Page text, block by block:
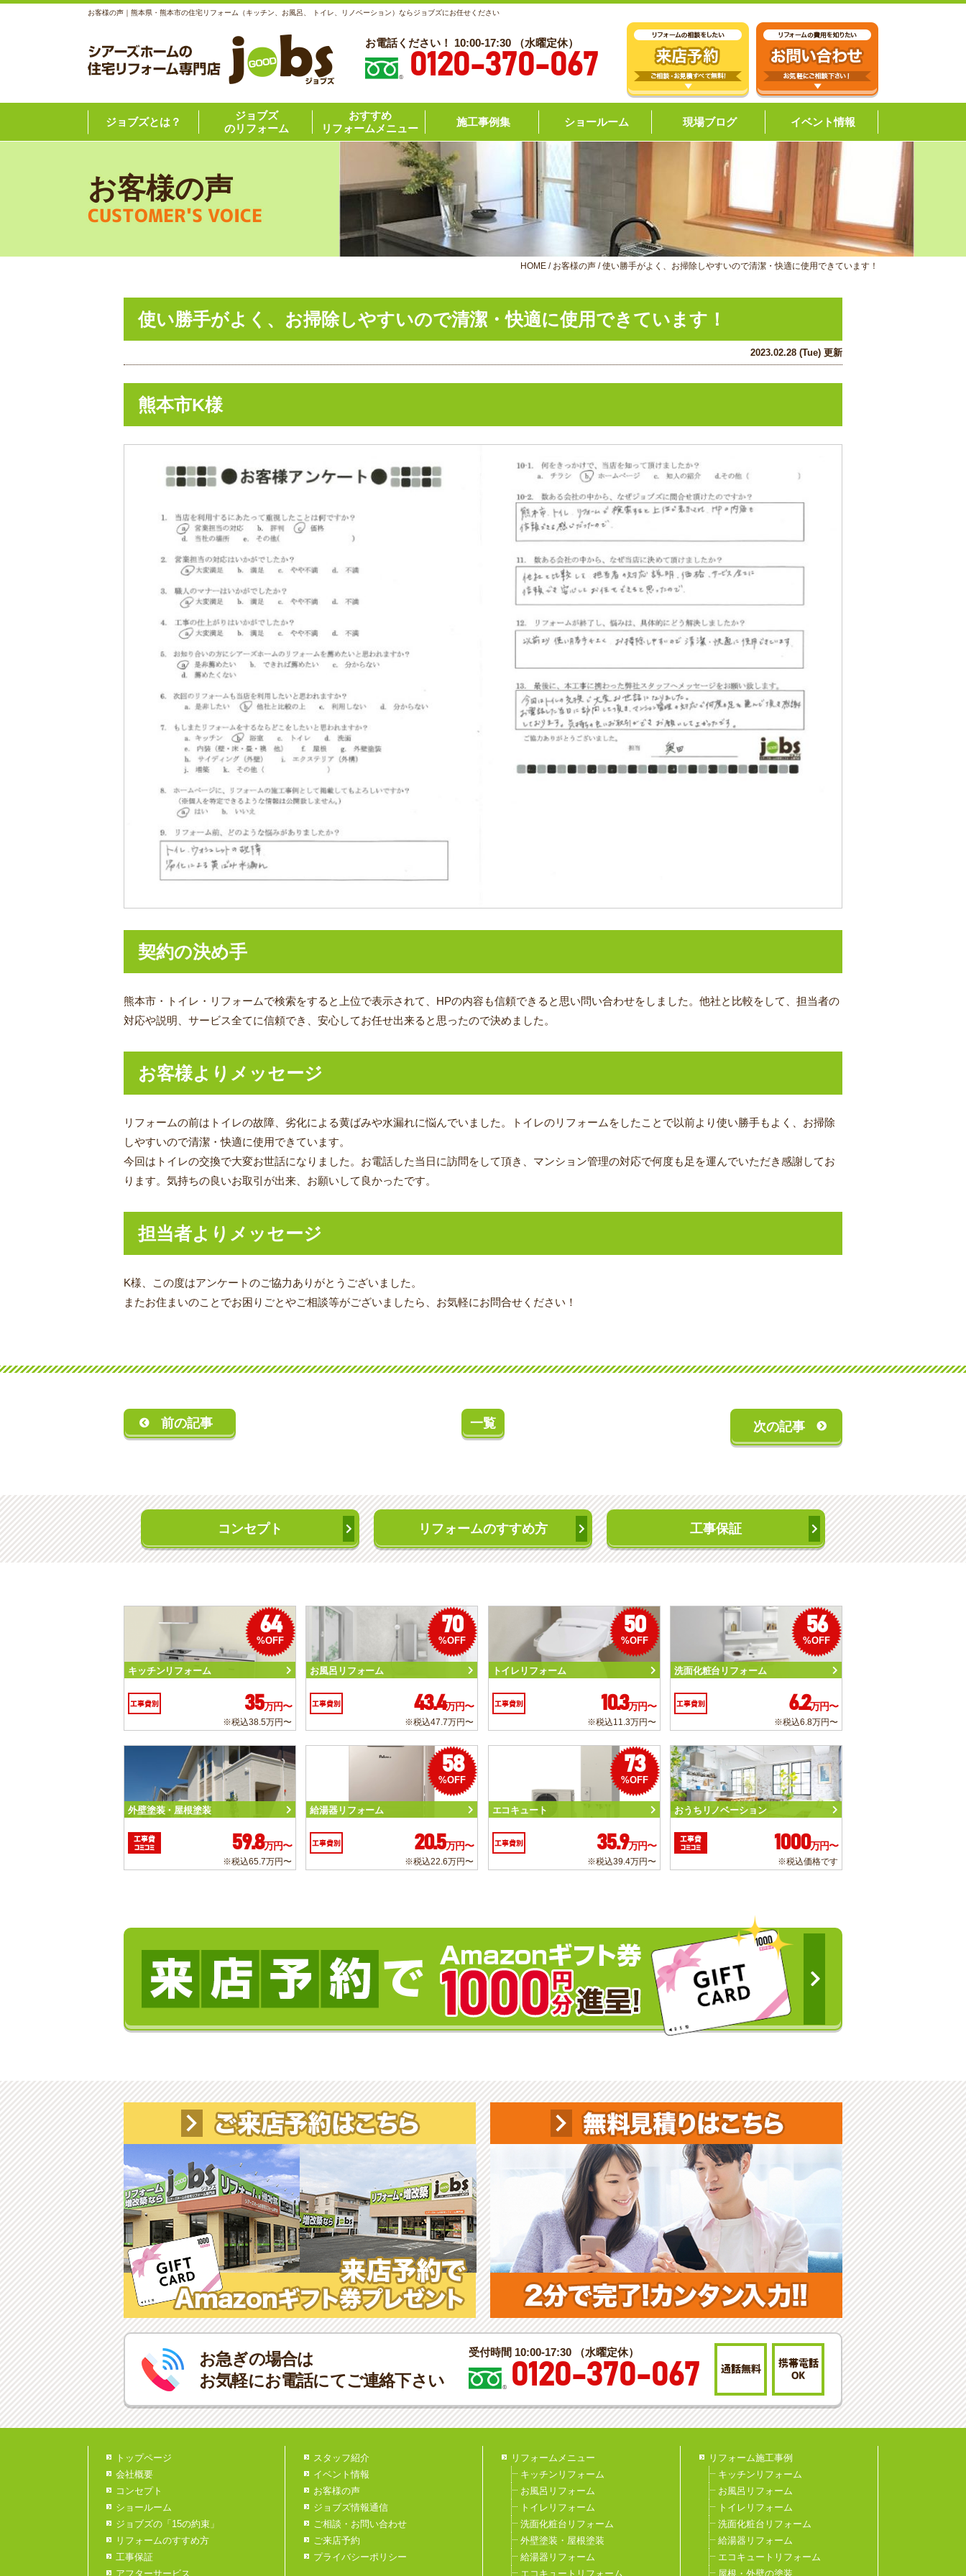
お客様の声｜熊本県・熊本市の住宅リフォーム（キッチン、お風呂、 トイレ、リノベーション）ならジョブズにお任せください
お電話ください！ 10:00-17:30 （水曜定休）
0120-370-067
ジョブズとは？
ジョブズ
のリフォーム
おすすめ
リフォームメニュー
施工事例集 ショールーム 現場ブログ イベント情報
お客様の声
CUSTOMER'S VOICE
HOME / お客様の声 /使い勝手がよく、お掃除しやすいので清潔・快適に使用できています！
使い勝手がよく、お掃除しやすいので清潔・快適に使用できています！
2023.02.28 (Tue) 更新
熊本市K様
契約の決め手
熊本市・トイレ・リフォームで検索をすると上位で表示されて、HPの内容も信頼できると思い問い合わせをしました。他社と比較をして、担当者の
対応や説明、サービス全てに信頼でき、安心してお任せ出来ると思ったので決めました。
お客様よりメッセージ
リフォームの前はトイレの故障、劣化による黄ばみや水漏れに悩んでいました。トイレのリフォームをしたことで以前より使い勝手もよく、お掃除
しやすいので清潔・快適に使用できています。
今回はトイレの交換で大変お世話になりました。お電話した当日に訪問をして頂き、マンション管理の対応で何度も足を運んでいただき感謝してお
ります。気持ちの良いお取引が出来、お願いして良かったです。
担当者よりメッセージ
K様、この度はアンケートのご協力ありがとうございました。
またお住まいのことでお困りごとやご相談等がございましたら、お気軽にお問合せください！
前の記事 一覧 次の記事
コンセプト リフォームのすすめ方 工事保証
64
%OFF
キッチンリフォーム
工事費別 35万円〜
※税込38.5万円〜
70
%OFF
お風呂リフォーム
工事費別 43.4万円〜
※税込47.7万円〜
50
%OFF
トイレリフォーム
工事費別 10.3万円〜
※税込11.3万円〜
56
%OFF
洗面化粧台リフォーム
工事費別 6.2万円〜
※税込6.8万円〜
外壁塗装・屋根塗装
工事費
コミコミ
59.8万円〜
※税込65.7万円〜
58
%OFF
給湯器リフォーム
工事費別 20.5万円〜
※税込22.6万円〜
73
%OFF
エコキュート
工事費別 35.9万円〜
※税込39.4万円〜
おうちリノベーション
工事費
コミコミ
1000万円〜
※税込価格です
お急ぎの場合は
お気軽にお電話にてご連絡下さい
受付時間 10:00-17:30 （水曜定休）
0120-370-067 通話無料
携帯電話
OK
トップページ
会社概要
コンセプト
ショールーム
ジョブズの「15の約束」
リフォームのすすめ方
工事保証
アフターサービス
スタッフ紹介
イベント情報
お客様の声
ジョブズ情報通信
ご相談・お問い合わせ
ご来店予約
プライバシーポリシー
リフォームメニュー
キッチンリフォーム
お風呂リフォーム
トイレリフォーム
洗面化粧台リフォーム
外壁塗装・屋根塗装
給湯器リフォーム
エコキュートリフォーム
リフォーム施工事例
キッチンリフォーム
お風呂リフォーム
トイレリフォーム
洗面化粧台リフォーム
給湯器リフォーム
エコキュートリフォーム
屋根・外壁の塗装